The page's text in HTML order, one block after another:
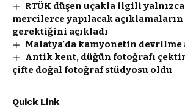
RTÜK düşen uçakla ilgili
mercilerce yapılacak açıklamaların
gerektiğini açıkladı
Malatya’da kamyonetin devrilme
Antik kent, düğün fotoğrafı
çifte doğal fotoğraf stüdyosu oldu
Quick Link